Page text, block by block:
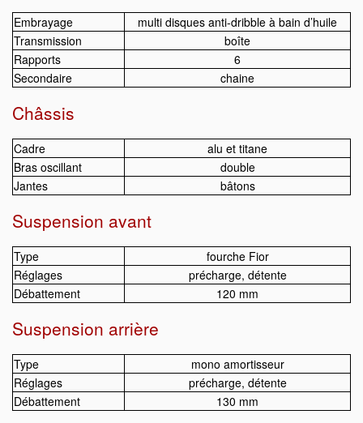
Embrayage
multi disques anti-dribble à bain d’huile
Transmission
boîte
Rapports
6
Secondaire
chaine
Châssis
Cadre
alu et titane
Bras oscillant
double
Jantes
bâtons
Suspension avant
Type
fourche Fior
Réglages
précharge, détente
Débattement
120 mm
Suspension arrière
Type
mono amortisseur
Réglages
précharge, détente
Débattement
130 mm